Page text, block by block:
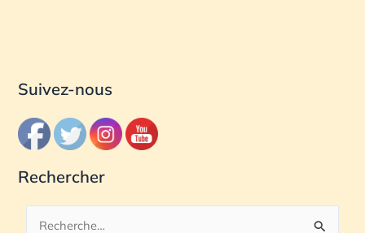
Suivez-nous
Rechercher